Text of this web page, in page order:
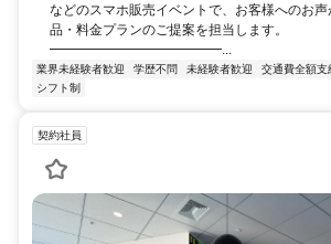
などのスマホ販売イベントで、お客様へのお
品・料金プランのご提案を担当します。
━━━━━━━━━━━━━...
業界未経験者歓迎 学歴不問 未経験者歓迎 交通費全額支
シフト制
契約社員